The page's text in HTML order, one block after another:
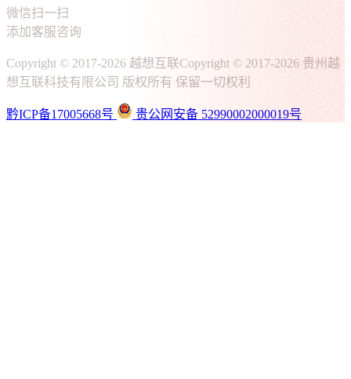
微信扫一扫
添加客服咨询
Copyright © 2017-2026 越想互联Copyright © 2017-2026 贵州越
想互联科技有限公司 版权所有 保留一切权利
黔ICP备17005668号 贵公网安备 52990002000019号